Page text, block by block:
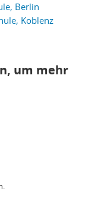
Berlin
Koblenz
um mehr